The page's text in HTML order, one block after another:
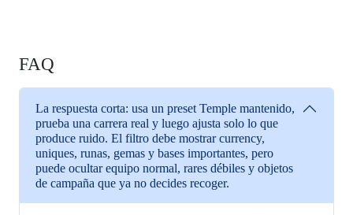
FAQ
La respuesta corta: usa un preset Temple mantenido,
prueba una carrera real y luego ajusta solo lo que
produce ruido. El filtro debe mostrar currency,
uniques, runas, gemas y bases importantes, pero
puede ocultar equipo normal, rares débiles y objetos
de campaña que ya no decides recoger.